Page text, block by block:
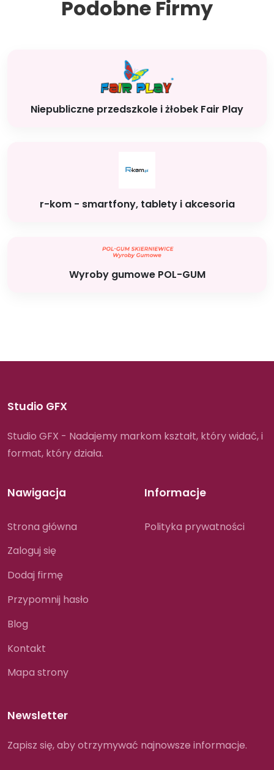
Podobne Firmy
Niepubliczne przedszkole i żłobek Fair Play
r-kom - smartfony, tablety i akcesoria
Wyroby gumowe POL-GUM
Studio GFX
Studio GFX - Nadajemy markom kształt, który widać, i
format, który działa.
Nawigacja
Strona główna
Zaloguj się
Dodaj firmę
Przypomnij hasło
Blog
Kontakt
Mapa strony
Informacje
Polityka prywatności
Newsletter
Zapisz się, aby otrzymywać najnowsze informacje.